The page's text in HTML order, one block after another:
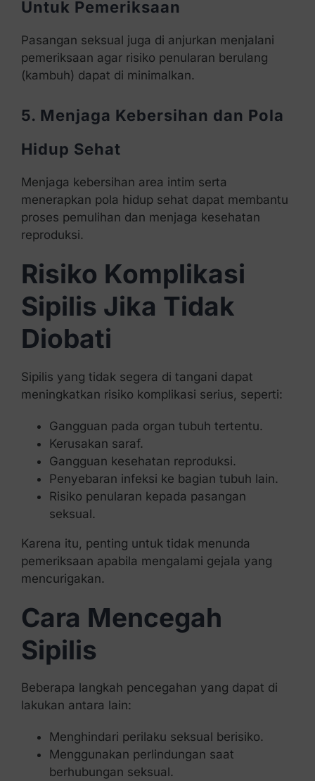
Untuk Pemeriksaan
Pasangan seksual juga di anjurkan menjalani
pemeriksaan agar risiko penularan berulang
(kambuh) dapat di minimalkan.
5. Menjaga Kebersihan dan Pola
Hidup Sehat
Menjaga kebersihan area intim serta
menerapkan pola hidup sehat dapat membantu
proses pemulihan dan menjaga kesehatan
reproduksi.
Risiko Komplikasi
Sipilis Jika Tidak
Diobati
Sipilis yang tidak segera di tangani dapat
meningkatkan risiko komplikasi serius, seperti:
Gangguan pada organ tubuh tertentu.
Kerusakan saraf.
Gangguan kesehatan reproduksi.
Penyebaran infeksi ke bagian tubuh lain.
Risiko penularan kepada pasangan
seksual.
Karena itu, penting untuk tidak menunda
pemeriksaan apabila mengalami gejala yang
mencurigakan.
Cara Mencegah
Sipilis
Beberapa langkah pencegahan yang dapat di
lakukan antara lain:
Menghindari perilaku seksual berisiko.
Menggunakan perlindungan saat
berhubungan seksual.